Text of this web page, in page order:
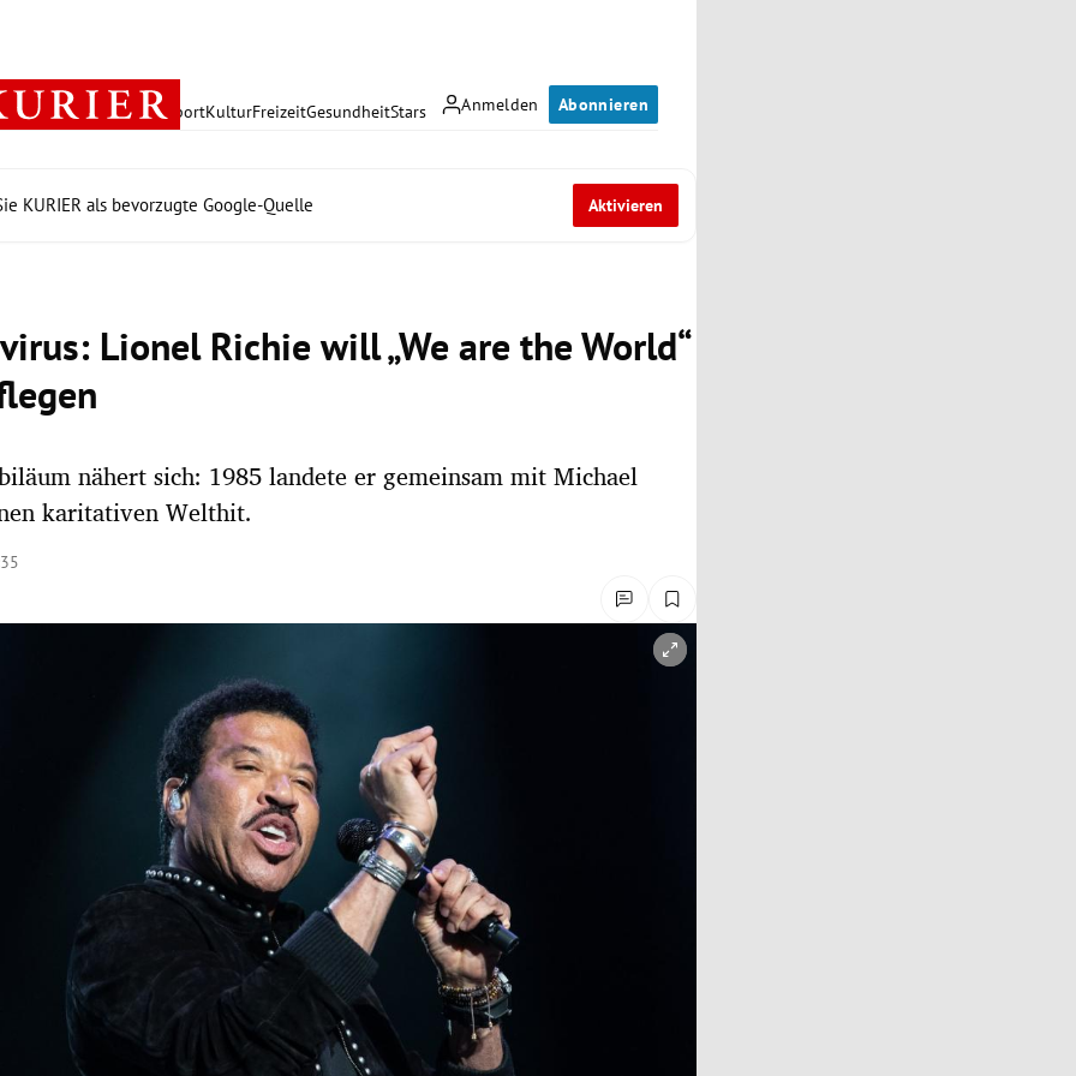
Anmelden Abonnieren
PolitikWirtschaft SportKulturFreizeitGesundheitStars
KURIER als bevorzugte Google-Quelle Aktivieren
Lionel Richie will „We are the World“
nähert sich: 1985 landete er gemeinsam mit Michael
karitativen Welthit.
öffnen/schließen